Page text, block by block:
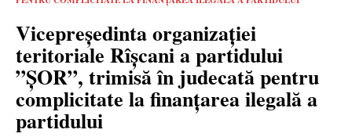
Vicepreședinta organizației
teritoriale Rîșcani a partidului
”ȘOR”, trimisă în judecată pentru
complicitate la finanțarea ilegală a
partidului